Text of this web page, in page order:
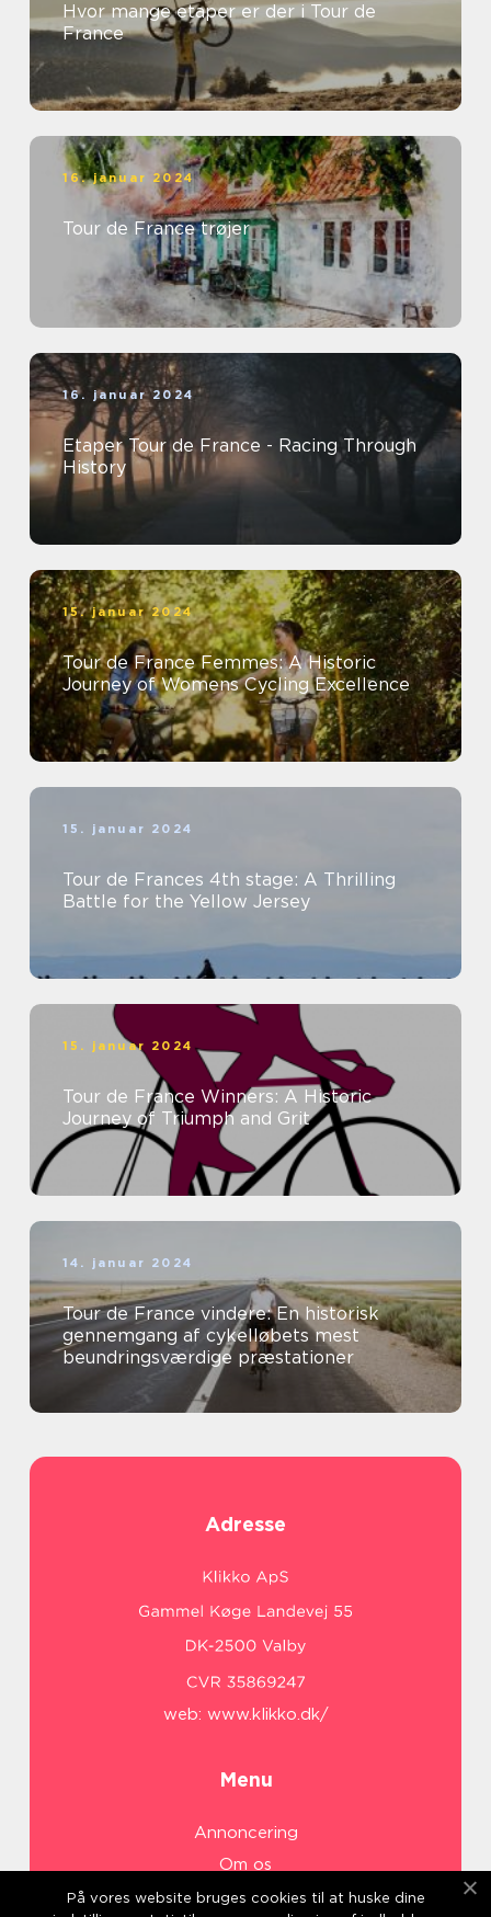
Hvor mange etaper er der i Tour de
France
16. januar 2024
Tour de France trøjer
16. januar 2024
Etaper Tour de France - Racing Through
History
15. januar 2024
Tour de France Femmes: A Historic
Journey of Womens Cycling Excellence
15. januar 2024
Tour de Frances 4th stage: A Thrilling
Battle for the Yellow Jersey
15. januar 2024
Tour de France Winners: A Historic
Journey of Triumph and Grit
14. januar 2024
Tour de France vindere: En historisk
gennemgang af cykelløbets mest
beundringsværdige præstationer
Adresse
web: www.klikko.dk/
Menu
Annoncering
Om os
Cookies
På vores website bruges cookies til at huske dine